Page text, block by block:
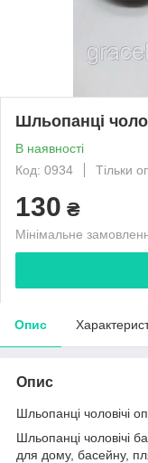
Шльопанці
В наявності
Код: 0934
Тільки
130 ₴
Мінімальне
Опис
Опис
Шльопанці чоловічі
Шльопанці чоловічі
для дому, басейну,